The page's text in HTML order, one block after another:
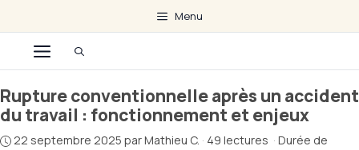
au
contenu
Menu
Menu
Rupture conventionnelle après un accident
du travail : fonctionnement et enjeux
22 septembre 2025 parMathieu C. · 49 lectures · Durée de